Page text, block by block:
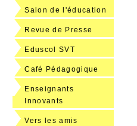
Salon de l'éducation
Revue de Presse
Eduscol SVT
Café Pédagogique
Enseignants
Innovants
Vers les amis